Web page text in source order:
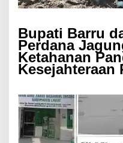
Bupati Barru
Perdana
Ketahanan
Kesejahteraan